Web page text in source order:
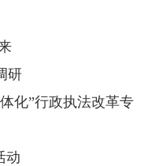
研
化”行政执法改革专
动